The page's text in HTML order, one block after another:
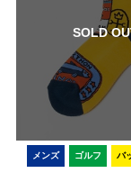
SOLD
メンズ ゴルフ バ